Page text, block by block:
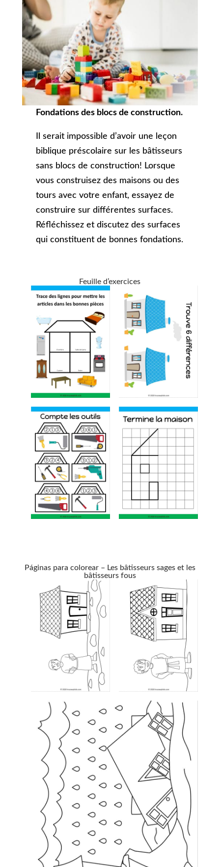
Fondations des blocs de construction.
Il serait impossible d’avoir une leçon
biblique préscolaire sur les bâtisseurs
sans blocs de construction! Lorsque
vous construisez des maisons ou des
tours avec votre enfant, essayez de
construire sur différentes surfaces.
Réfléchissez et discutez des surfaces
qui constituent de bonnes fondations.
Feuille d’exercices
Páginas para colorear – Les bâtisseurs sages et les
bâtisseurs fous